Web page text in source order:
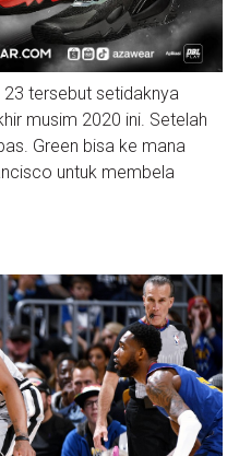
tersebut setidaknya
musim 2020 ini. Setelah
Green bisa ke mana
untuk membela